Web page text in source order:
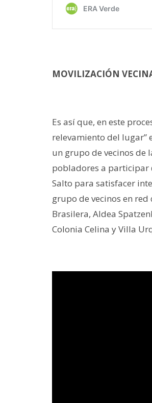
MOVILIZACIÓN
Es así que, en este
relevamiento del lugar”
un grupo de vecinos de
pobladores a participar
Salto para satisfacer
grupo de vecinos en
Brasilera, Aldea
Colonia Celina y Villa